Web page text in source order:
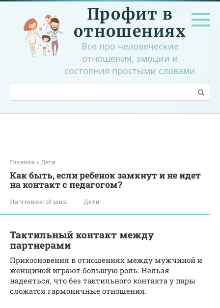
Перейти
контенту
Профит в
отношениях
Все про человеческие
отношения, эмоции и
состояния простыми словами
Поиск:
Главная » Дети
Как быть, если ребенок замкнут и не идет
на контакт с педагогом?
На чтение: 18 мин Дети
Тактильный контакт между
партнерами
Прикосновения в отношениях между мужчиной и
женщиной играют большую роль. Нельзя
надеяться, что без тактильного контакта у пары
сложатся гармоничные отношения.